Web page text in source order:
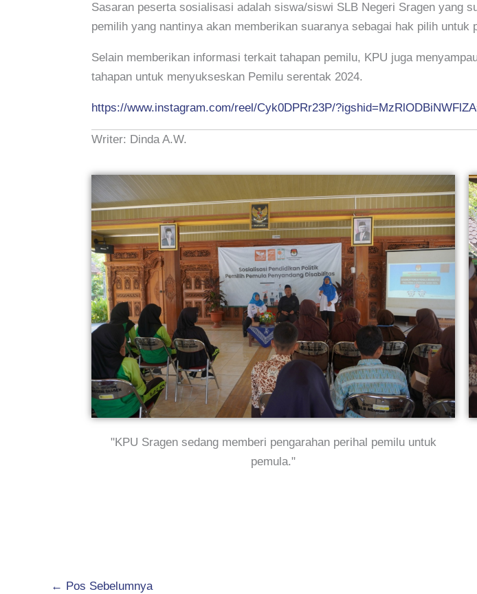
Sasaran peserta sosialisasi adalah siswa/siswi SLB Negeri Sragen yang
pemilih yang nantinya akan memberikan suaranya sebagai hak pilih untuk
Selain memberikan informasi terkait tahapan pemilu, KPU juga
tahapan untuk menyukseskan Pemilu serentak 2024.
https://www.instagram.com/reel/Cyk0DPRr23P/
Writer: Dinda A.W.
"KPU Sragen sedang memberi pengarahan perihal pemilu untuk
pemula."
← Pos Sebelumnya